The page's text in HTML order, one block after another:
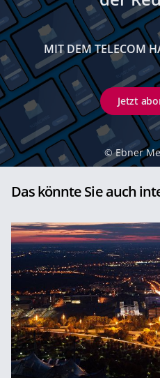
MIT DEM TELECOM
Jetzt
© Ebner
Das könnte Sie auch